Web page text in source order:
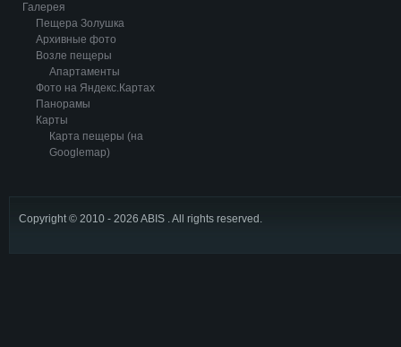
Галерея
Пещера Золушка
Архивные фото
Возле пещеры
Апартаменты
Фото на Яндекс.Картах
Панорамы
Карты
Карта пещеры (на
Googlemap)
Copyright © 2010 - 2026 ABIS . All rights reserved.